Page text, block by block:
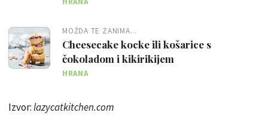
MOŽDA TE ZANIMA...
Cheesecake kocke ili košarice s
čokoladom i kikirikijem
HRANA
Izvor:lazycatkitchen.com